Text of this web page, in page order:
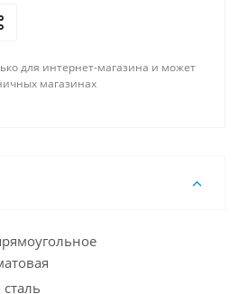
для интернет-магазина и может
магазинах